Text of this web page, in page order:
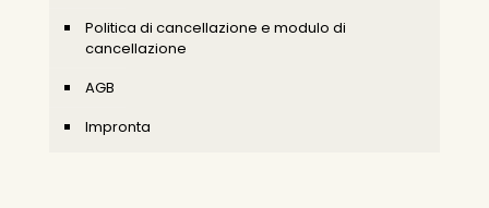
Politica di cancellazione e modulo di
cancellazione
AGB
Impronta